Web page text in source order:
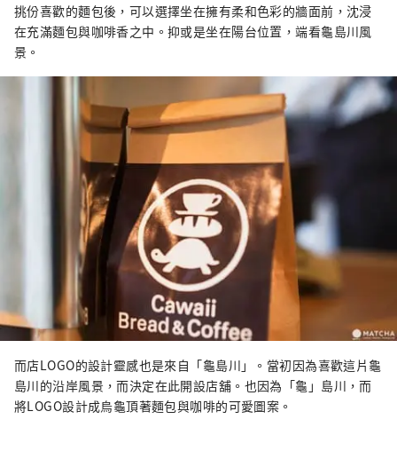
挑份喜歡的麵包後，可以選擇坐在擁有柔和色彩的牆面前，沈浸
在充滿麵包與咖啡香之中。抑或是坐在陽台位置，端看龜島川風
景。
而店LOGO的設計靈感也是來自「龜島川」。當初因為喜歡這片龜
島川的沿岸風景，而決定在此開設店舖。也因為「龜」島川，而
將LOGO設計成烏龜頂著麵包與咖啡的可愛圖案。